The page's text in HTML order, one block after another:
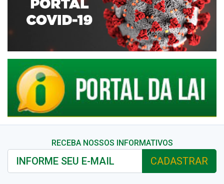
RECEBA NOSSOS INFORMATIVOS
CADASTRAR